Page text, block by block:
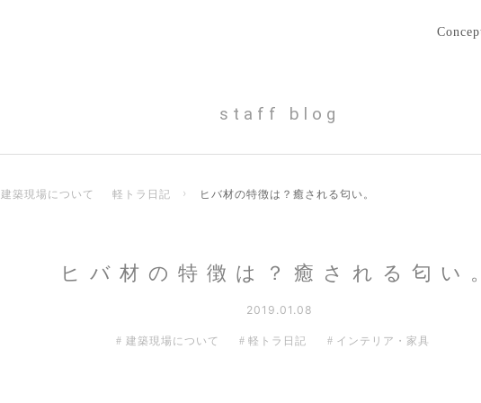
staff blog
建築現場について 軽トラ日記 › ヒバ材の特徴は？癒される匂い。
ヒバ材の特徴は？癒される匂い
2019.01.08
建築現場について 軽トラ日記 インテリア・家具